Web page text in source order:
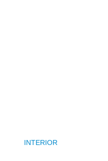
INTERIOR